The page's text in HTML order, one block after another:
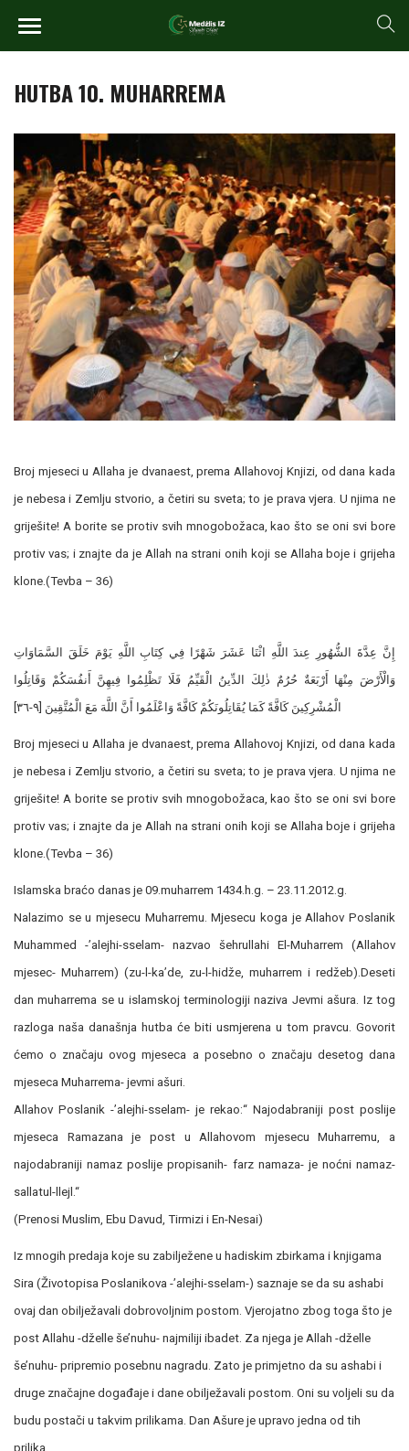
HUTBA 10. MUHARREMA
Broj mjeseci u Allaha je dvanaest, prema Allahovoj Knjizi, od dana kada
je nebesa i Zemlju stvorio, a četiri su sveta; to je prava vjera. U njima ne
griješite! A borite se protiv svih mnogobožaca, kao što se oni svi bore
protiv vas; i znajte da je Allah na strani onih koji se Allaha boje i grijeha
klone.(Tevba – 36)
إِنَّ عِدَّةَ الشُّهُورِ عِندَ اللَّهِ اثْنَا عَشَرَ شَهْرًا فِي كِتَابِ اللَّهِ يَوْمَ خَلَقَ السَّمَاوَاتِ
وَالْأَرْضَ مِنْهَا أَرْبَعَةٌ حُرُمٌ ذٰلِكَ الدِّينُ الْقَيِّمُ فَلَا تَظْلِمُوا فِيهِنَّ أَنفُسَكُمْ وَقَاتِلُوا
الْمُشْرِكِينَ كَافَّةً كَمَا يُقَاتِلُونَكُمْ كَافَّةً وَاعْلَمُوا أَنَّ اللَّهَ مَعَ الْمُتَّقِينَ ‌[٩-٣٦]
Broj mjeseci u Allaha je dvanaest, prema Allahovoj Knjizi, od dana kada
je nebesa i Zemlju stvorio, a četiri su sveta; to je prava vjera. U njima ne
griješite! A borite se protiv svih mnogobožaca, kao što se oni svi bore
protiv vas; i znajte da je Allah na strani onih koji se Allaha boje i grijeha
klone.(Tevba – 36)
Islamska braćo danas je 09.muharrem 1434.h.g. – 23.11.2012.g.
Nalazimo se u mjesecu Muharremu. Mjesecu koga je Allahov Poslanik
Muhammed -’alejhi-sselam- nazvao šehrullahi El-Muharrem (Allahov
mjesec- Muharrem) (zu-l-ka’de, zu-l-hidže, muharrem i redžeb).Deseti
dan muharrema se u islamskoj terminologiji naziva Jevmi ašura. Iz tog
razloga naša današnja hutba će biti usmjerena u tom pravcu. Govorit
ćemo o značaju ovog mjeseca a posebno o značaju desetog dana
mjeseca Muharrema- jevmi ašuri.
Allahov Poslanik -’alejhi-sselam- je rekao:“ Najodabraniji post poslije
mjeseca Ramazana je post u Allahovom mjesecu Muharremu, a
najodabraniji namaz poslije propisanih- farz namaza- je noćni namaz-
sallatul-llejl.“
(Prenosi Muslim, Ebu Davud, Tirmizi i En-Nesai)
Iz mnogih predaja koje su zabilježene u hadiskim zbirkama i knjigama
Sira (Životopisa Poslanikova -’alejhi-sselam-) saznaje se da su ashabi
ovaj dan obilježavali dobrovoljnim postom. Vjerojatno zbog toga što je
post Allahu -dželle še’nuhu- najmiliji ibadet. Za njega je Allah -dželle
še’nuhu- pripremio posebnu nagradu. Zato je primjetno da su ashabi i
druge značajne događaje i dane obilježavali postom. Oni su voljeli su da
budu postači u takvim prilikama. Dan Ašure je upravo jedna od tih
prilika.